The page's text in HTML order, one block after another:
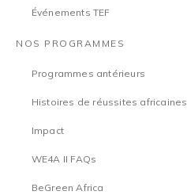
Événements TEF
NOS PROGRAMMES
Programmes antérieurs
Histoires de réussites africaines
Impact
WE4A II FAQs
BeGreen Africa